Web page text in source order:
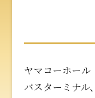
ヤマコーホール
バスターミナル